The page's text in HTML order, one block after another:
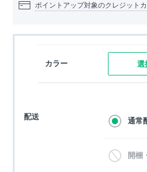
ポイントアップ対象のクレジット
カラー 選
配送 通常
開梱